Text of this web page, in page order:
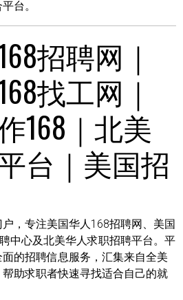
台。
招聘网｜
找工网｜
168｜北美
台｜美国招
，专注美国华人168招聘网、美国
中心及北美华人求职招聘平台。平
的招聘信息服务，汇集来自全美
助求职者快速寻找适合自己的就